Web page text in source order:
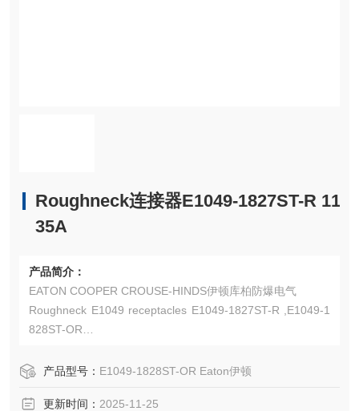
Roughneck连接器E1049-1827ST-R 11
35A
产品简介：
EATON COOPER CROUSE-HINDS伊顿库柏防爆电气
Roughneck E1049 receptacles E1049-1827ST-R ,E1049-1
828ST-OR
nuous产品型号： E1049-1828ST-OR Eaton伊顿
更新时间： 2025-11-25